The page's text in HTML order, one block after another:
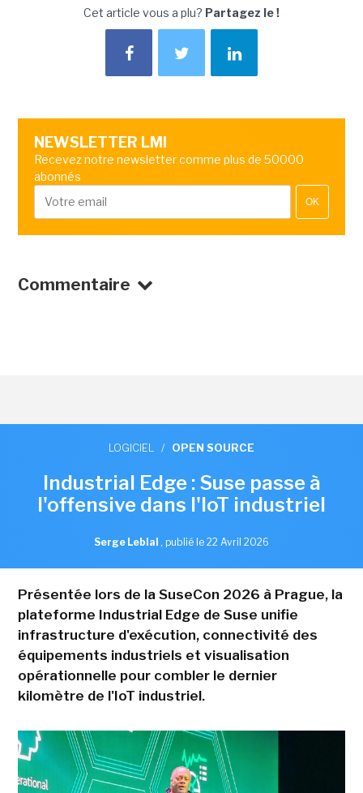
Cet article vous a plu? Partagez le !
NEWSLETTER LMI
Recevez notre newsletter comme plus de 50000
abonnés
OK
Commentaire
LOGICIEL / OPEN SOURCE
Industrial Edge : Suse passe à
l'offensive dans l'IoT industriel
Serge Leblal , publié le 22 Avril 2026
Présentée lors de la SuseCon 2026 à Prague, la
plateforme Industrial Edge de Suse unifie
infrastructure d'exécution, connectivité des
équipements industriels et visualisation
opérationnelle pour combler le dernier
kilomètre de l'IoT industriel.